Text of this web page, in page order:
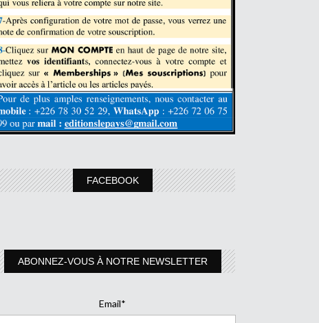
FACEBOOK
ABONNEZ-VOUS À NOTRE NEWSLETTER
Email*